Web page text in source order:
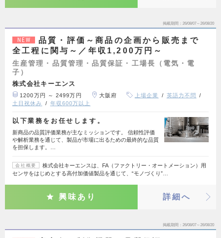
掲載期間 26/08/07～26/08/20
NEW
品質・評価～商品の企画から販売まで
全工程に関与～／年収1,200万円～
生産管理・品質管理・品質保証・工場長（電気・電
子）
株式会社キーエンス
1200万円 ～ 2499万円 大阪府 上場企業
英語力不問
土日祝休み
年収600万以上
以下業務をお任せします。
新商品の品質評価業務が主なミッションです。 信頼性評価
や解析業務を通じて、製品が市場に出るための最終的な品質
を担保します。…
会社概要
株式会社キーエンスは、FA（ファクトリー・オートメーション）用
センサをはじめとする高付加価値製品を通じて、“モノづくり”…
興味あり 詳細へ
掲載期間 26/08/07～26/08/20